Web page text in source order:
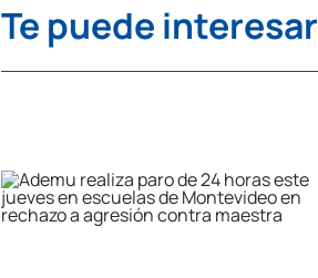
Te puede interesar